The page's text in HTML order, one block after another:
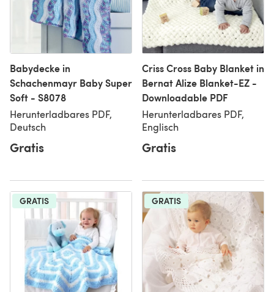
Babydecke in
Schachenmayr Baby Super
Soft - S8078
Herunterladbares PDF,
Deutsch
Gratis
Criss Cross Baby Blanket in
Bernat Alize Blanket-EZ -
Downloadable PDF
Herunterladbares PDF,
Englisch
Gratis
GRATIS GRATIS